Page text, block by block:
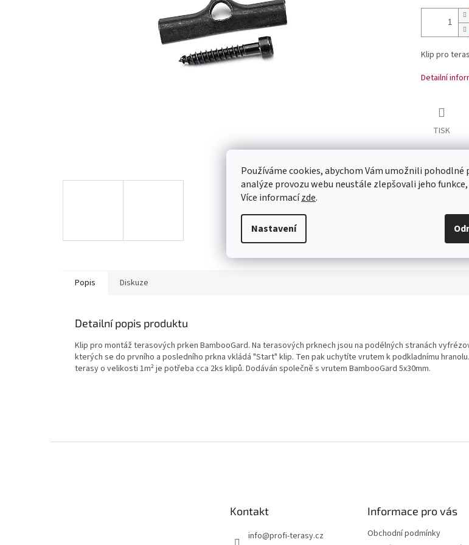
Používáme cookies, abychom Vám umožnili pohodlné
analýze provozu webu neustále zlepšovali jeho
Více informacízde.
Nastavení
Klip pro
Detailní
TISK
Popis Diskuze
Detailní popis produktu
Klip pro montáž terasových prken BambooGard. Na terasových prknech jsou na podélných stranách
kterých se do prvního a posledního prkna vkládá "Start" klip. Ten pak uchytíte vrutem k podkladnímu
terasy o velikosti 1m² je potřeba cca 2ks klipů. Dodáván společně s vrutem BambooGard 5x30mm.
Kontakt
info@profi-terasy.cz
Informace pro vás
Obchodní podmínky